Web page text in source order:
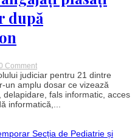
după
Commenton
Dosarul
CFR:
de
angajați
control
judiciar pentru 21 dintre
un amplu dosar ce vizează
fals informatic, acces
informatică,...